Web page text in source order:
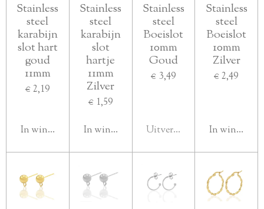
Stainless
steel
karabijn
slot hart
goud
11mm
€ 2,19
In winkelwagen
Stainless
steel
karabijn
slot
hartje
11mm
Zilver
€ 1,59
In winkelwagen
Stainless
steel
Boeislot
10mm
Goud
€ 3,49
Uitverkocht
Stainless
steel
Boeislot
10mm
Zilver
€ 2,49
In